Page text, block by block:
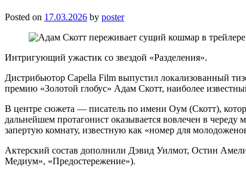
Posted on 17.03.2026 by poster
Интригующий ужастик со звездой «Разделения».
Дистрибьютор Capella Film выпустил локализованный
премию «Золотой глобус» Адам Скотт, наиболее
В центре сюжета — писатель по имени Оум (Скотт),
дальнейшем протагонист оказывается вовлечен в
запертую комнату, известную как «номер для
Актерский состав дополнили Дэвид Уилмот, Остин
Медиум», «Предостережение»).